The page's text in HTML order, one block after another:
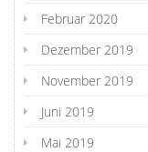
Februar 2020
Dezember 2019
November 2019
Juni 2019
Mai 2019